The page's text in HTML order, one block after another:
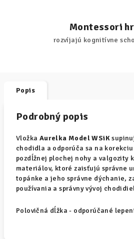
Montessori
rozvíjajú kognitívne
Popis
Podrobný popis
Vložka Aurelka Model WSiK
chodidla a odporúča sa na
pozdĺžnej plochej nohy a valgozity
materiálov, ktoré zaisťujú správne
topánke a jeho správne dýchanie,
používania a správny vývoj
Polovičná dĺžka - odporúčané